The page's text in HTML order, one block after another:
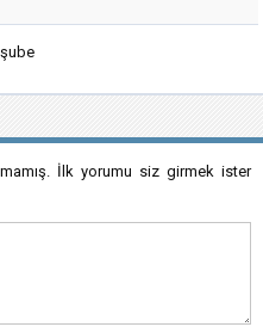
İlk yorumu siz girmek ister